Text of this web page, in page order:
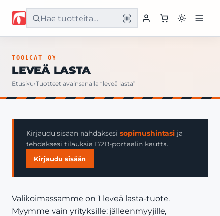
Etusivu
Yritys
Yhteystiedot
TOOLCAT OY
LEVEÄ LASTA
Etusivu›Tuotteet avainsanalla “leveä lasta”
Kirjaudu sisään nähdäksesi sopimushintasi ja
tehdäksesi tilauksia B2B-portaalin kautta.
Kirjaudu sisään
Valikoimassamme on 1 leveä lasta-tuote.
Myymme vain yrityksille: jälleenmyyjille,